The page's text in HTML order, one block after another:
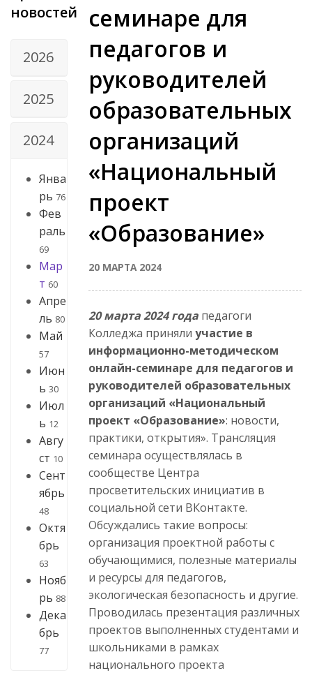
новостей
2026
2025
2024
Янва
рь 76
Фев
раль
69
Мар
т 60
Апре
ль 80
Май
57
Июн
ь 30
Июл
ь 12
Авгу
ст 10
Сент
ябрь
48
Октя
брь
63
Нояб
рь 88
Дека
брь
77
семинаре для
педагогов и
руководителей
образовательных
организаций
«Национальный
проект
«Образование»
20 МАРТА 2024
20 марта 2024 года педагоги
Колледжа приняли участие в
информационно-методическом
онлайн-семинаре для педагогов и
руководителей образовательных
организаций «Национальный
проект «Образование»: новости,
практики, открытия». Трансляция
семинара осуществлялась в
сообществе Центра
просветительских инициатив в
социальной сети ВКонтакте.
Обсуждались такие вопросы:
организация проектной работы с
обучающимися, полезные материалы
и ресурсы для педагогов,
экологическая безопасность и другие.
Проводилась презентация различных
проектов выполненных студентами и
школьниками в рамках
национального проекта